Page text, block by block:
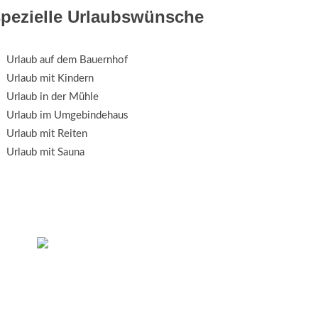
Urlaubswünsche
Urlaub auf dem Bauernhof
Urlaub mit Kindern
Urlaub in der Mühle
Urlaub im Umgebindehaus
Urlaub mit Reiten
Urlaub mit Sauna